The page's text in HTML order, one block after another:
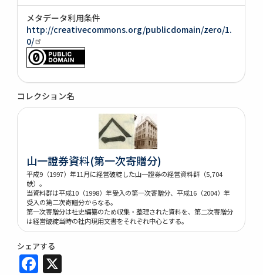
メタデータ利用条件
http://creativecommons.org/publicdomain/zero/1.
0/
コレクション名
山一證券資料(第一次寄贈分)
平成9（1997）年11月に経営破綻した山一證券の経営資料群（5,704
帙）。
当資料群は平成10（1998）年受入の第一次寄贈分、平成16（2004）年
受入の第二次寄贈分からなる。
第一次寄贈分は社史編纂のため収集・整理された資料を、第二次寄贈分
は経営破綻当時の社内現用文書をそれぞれ中心とする。
シェアする
Facebook